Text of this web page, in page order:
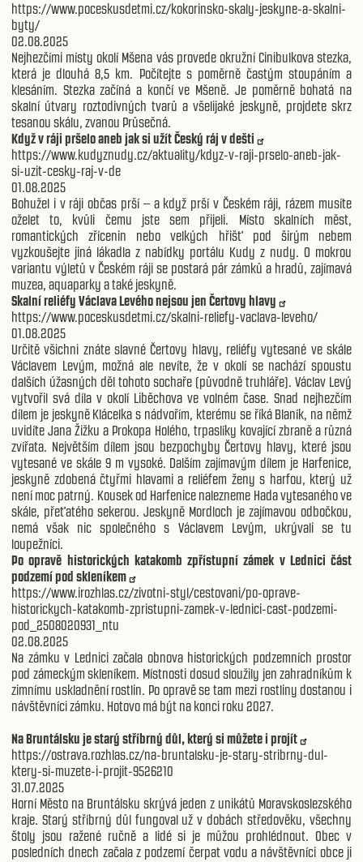
https://www.poceskusdetmi.cz/kokorinsko-skaly-jeskyne-a-skalni-
byty/
02.08.2025
Nejhezčími místy okolí Mšena vás provede okružní Cinibulkova stezka,
která je dlouhá 8,5 km. Počítejte s poměrně častým stoupáním a
klesáním. Stezka začíná a končí ve Mšeně. Je poměrně bohatá na
skalní útvary roztodivných tvarů a všelijaké jeskyně, projdete skrz
tesanou skálu, zvanou Průsečná.
Když v ráji pršelo aneb jak si užít Český ráj v dešti
https://www.kudyznudy.cz/aktuality/kdyz-v-raji-prselo-aneb-jak-
si-uzit-cesky-raj-v-de
01.08.2025
Bohužel i v ráji občas prší – a když prší v Českém ráji, rázem musíte
oželet to, kvůli čemu jste sem přijeli. Místo skalních měst,
romantických zřícenin nebo velkých hřišť pod širým nebem
vyzkoušejte jiná lákadla z nabídky portálu Kudy z nudy. O mokrou
variantu výletů v Českém ráji se postará pár zámků a hradů, zajímavá
muzea, aquaparky a také jeskyně.
Skalní reliéfy Václava Levého nejsou jen Čertovy hlavy
https://www.poceskusdetmi.cz/skalni-reliefy-vaclava-leveho/
01.08.2025
Určitě všichni znáte slavné Čertovy hlavy, reliéfy vytesané ve skále
Václavem Levým, možná ale nevíte, že v okolí se nachází spoustu
dalších úžasných děl tohoto sochaře (původně truhláře). Václav Levý
vytvořil svá díla v okolí Liběchova ve volném čase. Snad nejhezčím
dílem je jeskyně Klácelka s nádvořím, kterému se říká Blaník, na němž
uvidíte Jana Žižku a Prokopa Holého, trpaslíky kovající zbraně a různá
zvířata. Největším dílem jsou bezpochyby Čertovy hlavy, které jsou
vytesané ve skále 9 m vysoké. Dalším zajímavým dílem je Harfenice,
jeskyně zdobená čtyřmi hlavami a reliéfem ženy s harfou, který už
není moc patrný. Kousek od Harfenice nalezneme Hada vytesaného ve
skále, přeťatého sekerou. Jeskyně Mordloch je zajímavou odbočkou,
nemá však nic společného s Václavem Levým, ukrývali se tu
loupežníci.
Po opravě historických katakomb zpřístupní zámek v Lednici část
podzemí pod skleníkem
https://www.irozhlas.cz/zivotni-styl/cestovani/po-oprave-
historickych-katakomb-zpristupni-zamek-v-lednici-cast-podzemi-
pod_2508020931_ntu
02.08.2025
Na zámku v Lednici začala obnova historických podzemních prostor
pod zámeckým skleníkem. Místnosti dosud sloužily jen zahradníkům k
zimnímu uskladnění rostlin. Po opravě se tam mezi rostliny dostanou i
návštěvníci zámku. Hotovo má být na konci roku 2027.
Na Bruntálsku je starý stříbrný důl, který si můžete i projít
https://ostrava.rozhlas.cz/na-bruntalsku-je-stary-stribrny-dul-
ktery-si-muzete-i-projit-9526210
31.07.2025
Horní Město na Bruntálsku skrývá jeden z unikátů Moravskoslezského
kraje. Starý stříbrný důl fungoval už v dobách středověku, všechny
štoly jsou ražené ručně a lidé si je můžou prohlédnout. Obec v
posledních dnech začala z podzemí čerpat vodu a návštěvníci obce ji